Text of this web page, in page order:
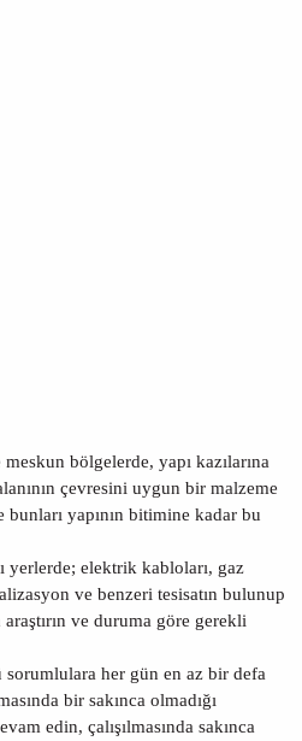
bölgelerde, yapı kazılarına
çevresini uygun bir malzeme
bunları yapının bitimine kadar bu
yerlerde; elektrik kabloları, gaz
ve benzeri tesisatın bulunup
araştırın ve duruma göre gerekli
sorumlulara her gün en az bir defa
bir sakınca olmadığı
edin, çalışılmasında sakınca